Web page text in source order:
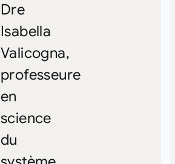
Dre
Isabella
Valicogna,
professeure
en
science
du